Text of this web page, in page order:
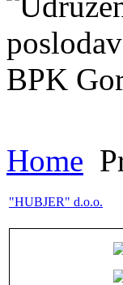
Home
"HUBJER" d.o.o.